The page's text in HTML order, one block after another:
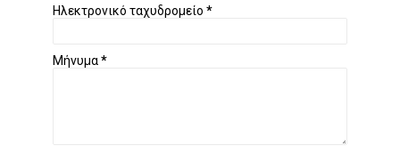
Ηλεκτρονικό ταχυδρομείο *
Μήνυμα*